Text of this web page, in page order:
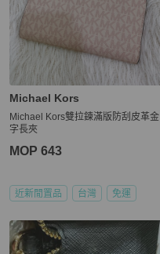
Michael Kors
Michael Kors雙拉鍊滿版防刮皮革金
字長夾
MOP 643
近新閒置品 台灣 免運